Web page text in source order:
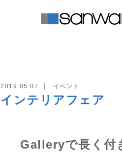
2019.05.07 イベント
インテリアフェア
Galleryで長く付